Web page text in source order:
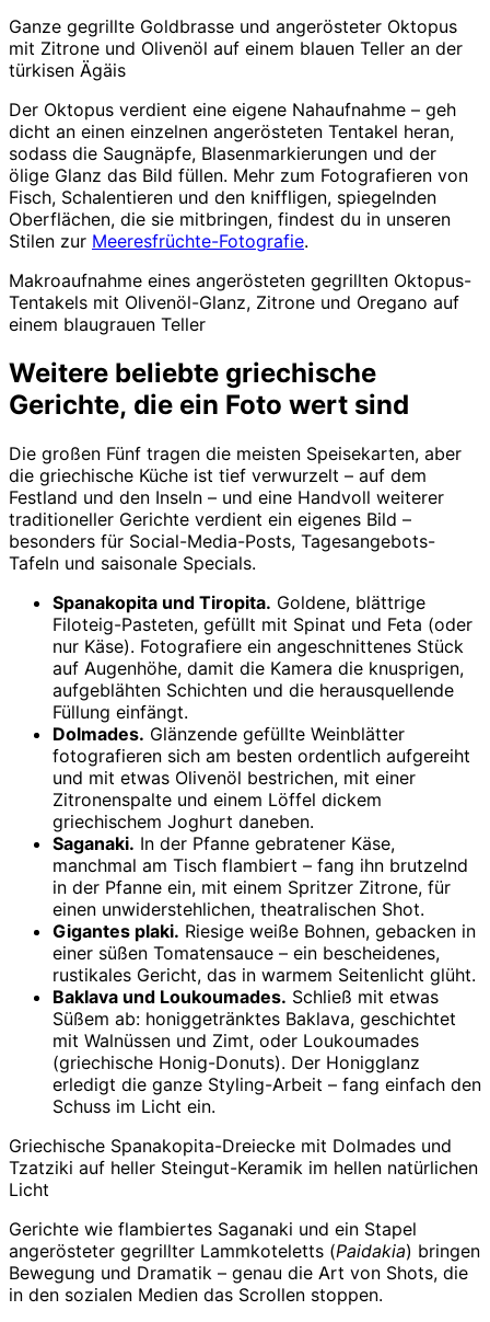
Ganze gegrillte Goldbrasse und angerösteter Oktopus
mit Zitrone und Olivenöl auf einem blauen Teller an der
türkisen Ägäis
Der Oktopus verdient eine eigene Nahaufnahme – geh
dicht an einen einzelnen angerösteten Tentakel heran,
sodass die Saugnäpfe, Blasenmarkierungen und der
ölige Glanz das Bild füllen. Mehr zum Fotografieren von
Fisch, Schalentieren und den kniffligen, spiegelnden
Oberflächen, die sie mitbringen, findest du in unseren
Stilen zur Meeresfrüchte-Fotografie.
Makroaufnahme eines angerösteten gegrillten Oktopus-
Tentakels mit Olivenöl-Glanz, Zitrone und Oregano auf
einem blaugrauen Teller
Weitere beliebte griechische
Gerichte, die ein Foto wert sind
Die großen Fünf tragen die meisten Speisekarten, aber
die griechische Küche ist tief verwurzelt – auf dem
Festland und den Inseln – und eine Handvoll weiterer
traditioneller Gerichte verdient ein eigenes Bild –
besonders für Social-Media-Posts, Tagesangebots-
Tafeln und saisonale Specials.
Spanakopita und Tiropita. Goldene, blättrige
Filoteig-Pasteten, gefüllt mit Spinat und Feta (oder
nur Käse). Fotografiere ein angeschnittenes Stück
auf Augenhöhe, damit die Kamera die knusprigen,
aufgeblähten Schichten und die herausquellende
Füllung einfängt.
Dolmades. Glänzende gefüllte Weinblätter
fotografieren sich am besten ordentlich aufgereiht
und mit etwas Olivenöl bestrichen, mit einer
Zitronenspalte und einem Löffel dickem
griechischem Joghurt daneben.
Saganaki. In der Pfanne gebratener Käse,
manchmal am Tisch flambiert – fang ihn brutzelnd
in der Pfanne ein, mit einem Spritzer Zitrone, für
einen unwiderstehlichen, theatralischen Shot.
Gigantes plaki. Riesige weiße Bohnen, gebacken in
einer süßen Tomatensauce – ein bescheidenes,
rustikales Gericht, das in warmem Seitenlicht glüht.
Baklava und Loukoumades. Schließ mit etwas
Süßem ab: honiggetränktes Baklava, geschichtet
mit Walnüssen und Zimt, oder Loukoumades
(griechische Honig-Donuts). Der Honigglanz
erledigt die ganze Styling-Arbeit – fang einfach den
Schuss im Licht ein.
Griechische Spanakopita-Dreiecke mit Dolmades und
Tzatziki auf heller Steingut-Keramik im hellen natürlichen
Licht
Gerichte wie flambiertes Saganaki und ein Stapel
angerösteter gegrillter Lammkoteletts (Paidakia) bringen
Bewegung und Dramatik – genau die Art von Shots, die
in den sozialen Medien das Scrollen stoppen.